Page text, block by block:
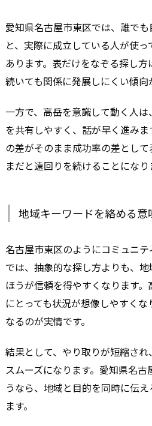
愛知県名古屋市東区では、誰で
と、実際に成立している人が使
あります。表だけをなぞる探し
続いても関係に発展しにくい傾向
一方で、高岳を意識して動く人
を共有しやすく、話が早く進み
の差がそのまま成功率の差とし
まだと遠回りを続けることになり
地域キーワードを絡める意
名古屋市東区のようにコミュニ
では、抽象的な探し方よりも、
ほうが信頼を得やすくなります
にとっても状況が想像しやすく
なるのが実情です。
結果として、やり取りが短縮さ
スムーズになります。愛知県名
うなら、地域と目的を同時に伝
ます。